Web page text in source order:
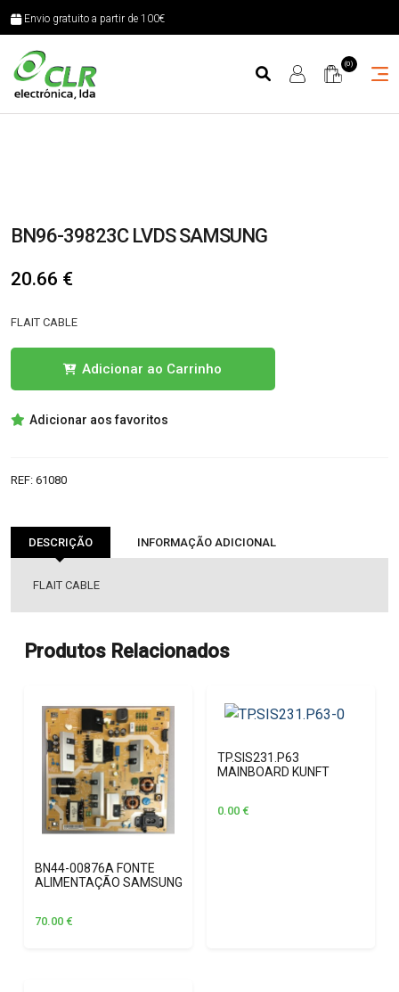
Envio gratuito a partir de 100€
(0)
BN96-39823C LVDS SAMSUNG
20.66 €
FLAIT CABLE
39823C
Adicionar ao Carrinho
Adicionar aos favoritos
REF: 61080
DESCRIÇÃO INFORMAÇÃO ADICIONAL
FLAIT CABLE
Produtos Relacionados
BN44-00876A FONTE
ALIMENTAÇÃO SAMSUNG
70.00 €
TP.SIS231.P63
MAINBOARD KUNFT
0.00 €